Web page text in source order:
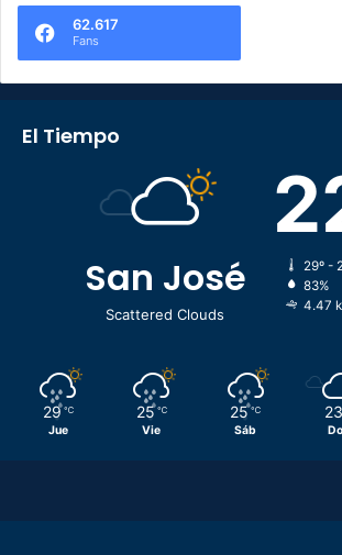
62.617
Fans
El Tiempo
San José
Scattered Clouds
29º -
83%
4.47
29 ℃
Jue
25 ℃
Vie
25 ℃
Sáb
23